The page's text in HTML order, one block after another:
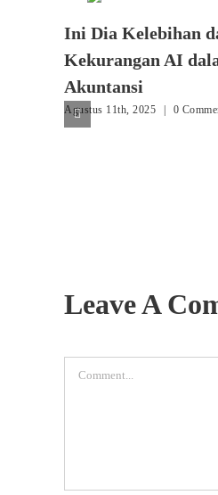
Ini Dia Kelebihan
Kekurangan AI
Akuntansi
Agustus 11th, 2025 0
Leave A